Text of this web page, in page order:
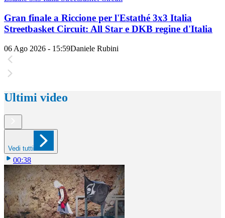
Gran finale a Riccione per l'Estathé 3x3 Italia
Streetbasket Circuit: All Star e DKB regine d'Italia
06 Ago 2026 - 15:59Daniele Rubini
Ultimi video
Vedi tutti
00:38